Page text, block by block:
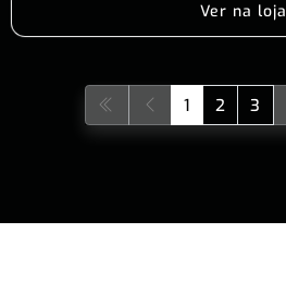
Ver na loja
1 2 3